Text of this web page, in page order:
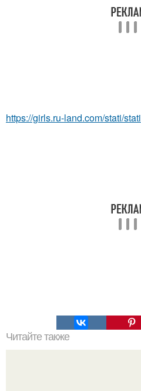
https://girls.ru-land.com/stati/stati
Читайте также